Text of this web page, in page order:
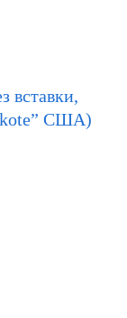
вставки,
США)